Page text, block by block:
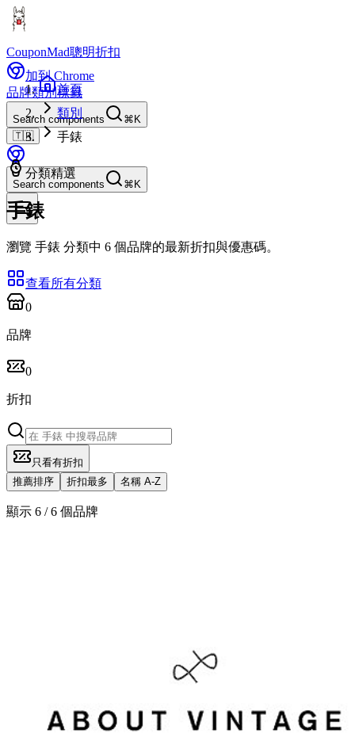
CouponMad聰明折扣
加到 Chrome
品牌類別標籤
Search components
⌘K
🇹🇼
Search components ⌘K
首頁
類別
手錶
分類精選
手錶
瀏覽 手錶 分類中 6 個品牌的最新折扣與優惠碼。
查看所有分類
0
品牌
0
折扣
只看有折扣
推薦排序
折扣最多 名稱 A-Z
顯示 6 / 6 個品牌